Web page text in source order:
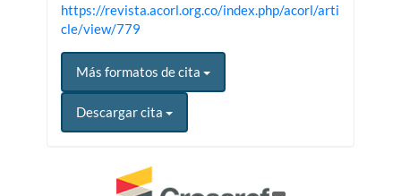
https://revista.acorl.org.co/index.php/acorl/arti
cle/view/779
Más formatos de cita
Descargar cita